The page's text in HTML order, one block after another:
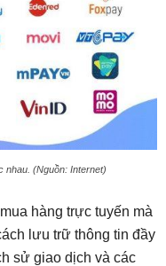
nhau. (Nguồn: Internet)
hàng trực tuyến mà
lưu trữ thông tin đầy
sử giao dịch và các